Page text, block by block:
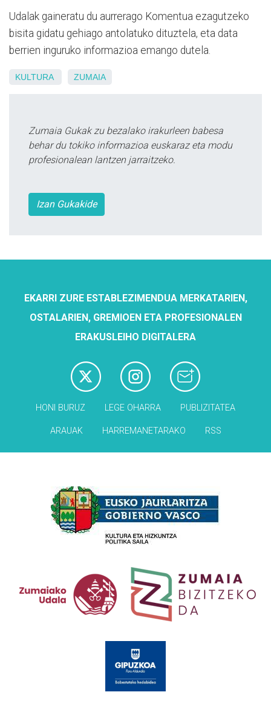
Udalak gaineratu du aurrerago Komentua ezagutzeko
bisita gidatu gehiago antolatuko dituztela, eta data
berrien inguruko informazioa emango dutela.
KULTURA ZUMAIA
Zumaia Gukak zu bezalako irakurleen babesa
behar du tokiko informazioa euskaraz eta modu
profesionalean lantzen jarraitzeko.
Izan Gukakide
EKARRI ZURE ESTABLEZIMENDUA MERKATARIEN,
OSTALARIEN, GREMIOEN ETA PROFESIONALEN
ERAKUSLEIHO DIGITALERA
HONI BURUZ LEGE OHARRA PUBLIZITATEA
ARAUAK HARREMANETARAKO RSS